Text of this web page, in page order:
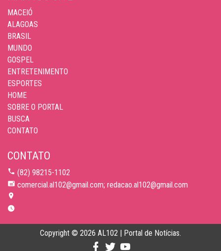
MACEIÓ
ALAGOAS
BRASIL
MUNDO
GOSPEL
ENTRETENIMENTO
ESPORTES
HOME
SOBRE O PORTAL
BUSCA
CONTATO
CONTATO
(82) 98215-1102
comercial.al102@gmail.com; redacao.al102@gmail.com
Copyright © 2026 AL102 | Portal de Notícias.